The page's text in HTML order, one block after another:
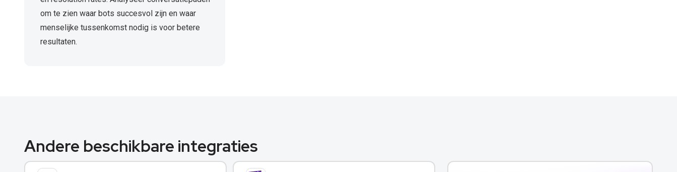
om te zien waar bots succesvol zijn en waar
menselijke tussenkomst nodig is voor betere
resultaten.
Andere beschikbare integraties